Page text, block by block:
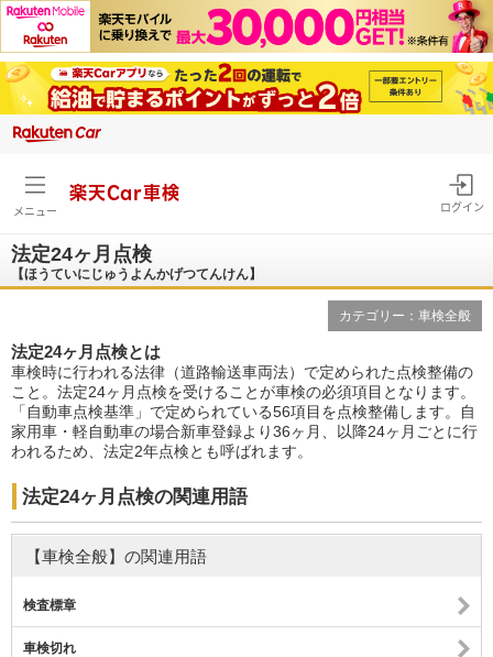
メニュー
楽天Car車検
ログイン
法定24ヶ月点検
【ほうていにじゅうよんかげつてんけん】
カテゴリー：車検全般
法定24ヶ月点検とは
車検時に行われる法律（道路輸送車両法）で定められた点検整備の
こと。法定24ヶ月点検を受けることが車検の必須項目となります。
「自動車点検基準」で定められている56項目を点検整備します。自
家用車・軽自動車の場合新車登録より36ヶ月、以降24ヶ月ごとに行
われるため、法定2年点検とも呼ばれます。
法定24ヶ月点検の関連用語
【車検全般】の関連用語
検査標章
車検切れ